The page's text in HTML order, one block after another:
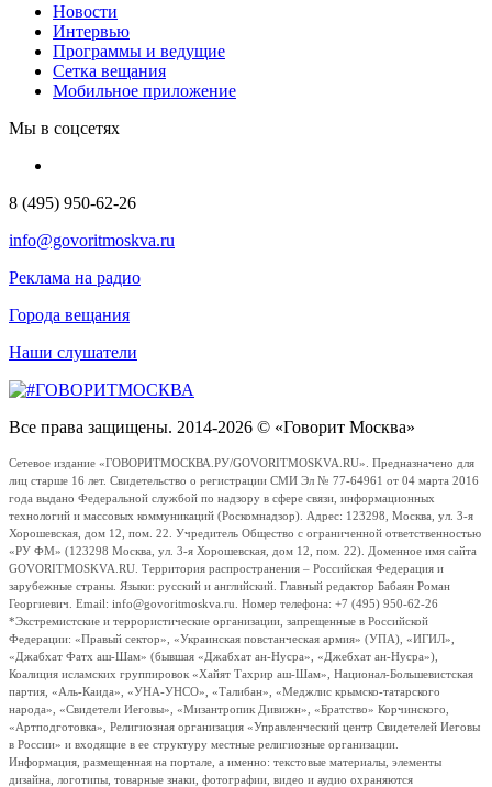
Новости
Интервью
Программы и ведущие
Сетка вещания
Мобильное приложение
Мы в соцсетях
8 (495) 950-62-26
info@govoritmoskva.ru
Реклама на радио
Города вещания
Наши слушатели
Все права защищены. 2014-2026 © «Говорит Москва»
Сетевое издание «ГОВОРИТМОСКВА.РУ/GOVORITMOSKVA.RU». Предназначено для
лиц старше 16 лет. Свидетельство о регистрации СМИ Эл № 77-64961 от 04 марта 2016
года выдано Федеральной службой по надзору в сфере связи, информационных
технологий и массовых коммуникаций (Роскомнадзор). Адрес: 123298, Москва, ул. 3-я
Хорошевская, дом 12, пом. 22. Учредитель Общество с ограниченной ответственностью
«РУ ФМ» (123298 Москва, ул. 3-я Хорошевская, дом 12, пом. 22). Доменное имя сайта
GOVORITMOSKVA.RU. Территория распространения – Российская Федерация и
зарубежные страны. Языки: русский и английский. Главный редактор Бабаян Роман
Георгиевич. Email: info@govoritmoskva.ru. Номер телефона: +7 (495) 950-62-26
*Экстремистские и террористические организации, запрещенные в Российской
Федерации: «Правый сектор», «Украинская повстанческая армия» (УПА), «ИГИЛ»,
«Джабхат Фатх аш-Шам» (бывшая «Джабхат ан-Нусра», «Джебхат ан-Нусра»),
Коалиция исламских группировок «Хайят Тахрир аш-Шам», Национал-Большевистская
партия, «Аль-Каида», «УНА-УНСО», «Талибан», «Меджлис крымско-татарского
народа», «Свидетели Иеговы», «Мизантропик Дивижн», «Братство» Корчинского,
«Артподготовка», Религиозная организация «Управленческий центр Свидетелей Иеговы
в России» и входящие в ее структуру местные религиозные организации.
Информация, размещенная на портале, а именно: текстовые материалы, элементы
дизайна, логотипы, товарные знаки, фотографии, видео и аудио охраняются